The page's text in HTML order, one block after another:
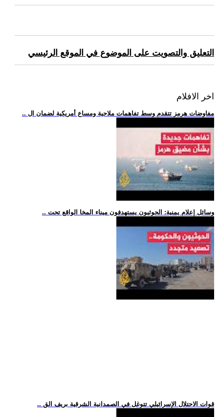
التعليق والتصويت على الموضوع في الموقع الرئيسي
اخر الافلام
.. مفاوضات هرمز تتقدم وسط تفاهمات ملاحية ومساع أمريكية لضمان ال
.. وسائل إعلام يمنية: الحوثيون يستهدفون ميناء المخا الواقع تحت
.. قوات الاحتلال الإسرائيلي تتوغل في الصمدانية الشرقية بريف الق